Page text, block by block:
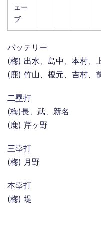
ェー
ブ
バッテリー
(梅) 出水、島中、本村、
(鹿) 竹山、榎元、吉村、
二塁打
(梅)長、武、新名
(鹿) 芹ヶ野
三塁打
(梅) 月野
本塁打
(梅) 堤